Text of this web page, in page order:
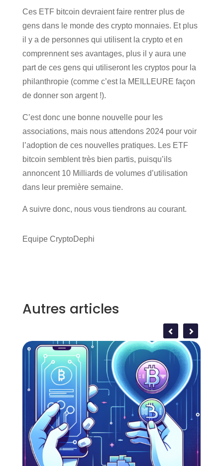
Ces ETF bitcoin devraient faire rentrer plus de
gens dans le monde des crypto monnaies. Et plus
il y a de personnes qui utilisent la crypto et en
comprennent ses avantages, plus il y aura une
part de ces gens qui utiliseront les cryptos pour la
philanthropie (comme c’est la MEILLEURE façon
de donner son argent !).
C’est donc une bonne nouvelle pour les
associations, mais nous attendons 2024 pour voir
l’adoption de ces nouvelles pratiques. Les ETF
bitcoin semblent très bien partis, puisqu’ils
annoncent 10 Milliards de volumes d’utilisation
dans leur première semaine.
A suivre donc, nous vous tiendrons au courant.
Equipe CryptoDephi
Autres articles